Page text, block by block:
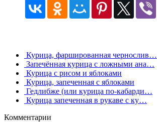
Курица, фаршированная чернослив…
Запечённая курица с ложными ана…
Курица с рисом и яблоками
Курица, запеченная с яблоками
Гедлибже (или курица по-кабарди…
Курица запеченная в рукаве с ку…
Комментарии